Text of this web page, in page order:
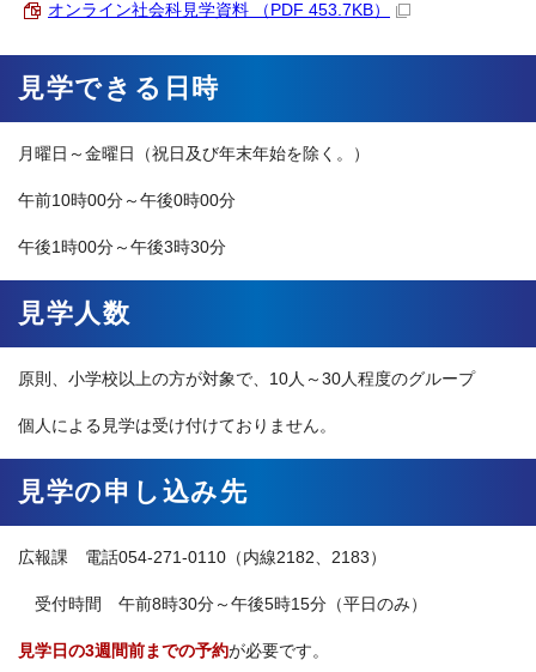
オンライン社会科見学資料 （PDF 453.7KB）
見学できる日時
月曜日～金曜日（祝日及び年末年始を除く。）
午前10時00分～午後0時00分
午後1時00分～午後3時30分
見学人数
原則、小学校以上の方が対象で、10人～30人程度のグループ
個人による見学は受け付けておりません。
見学の申し込み先
広報課 電話054-271-0110（内線2182、2183）
受付時間 午前8時30分～午後5時15分（平日のみ）
見学日の3週間前までの予約が必要です。